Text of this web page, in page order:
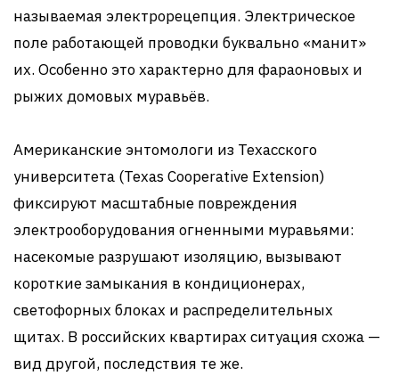
называемая электрорецепция. Электрическое
поле работающей проводки буквально «манит»
их. Особенно это характерно для фараоновых и
рыжих домовых муравьёв.
Американские энтомологи из Техасского
университета (Texas Cooperative Extension)
фиксируют масштабные повреждения
электрооборудования огненными муравьями:
насекомые разрушают изоляцию, вызывают
короткие замыкания в кондиционерах,
светофорных блоках и распределительных
щитах. В российских квартирах ситуация схожа —
вид другой, последствия те же.